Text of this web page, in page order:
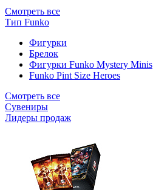
Смотреть все
Тип Funko
Фигурки
Брелок
Фигурки Funko Mystery Minis
Funko Pint Size Heroes
Смотреть все
Сувениры
Лидеры продаж